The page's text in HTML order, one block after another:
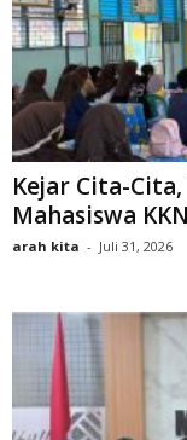
Kejar Cita-
Mahasiswa
arah kita - Juli 31, 2026